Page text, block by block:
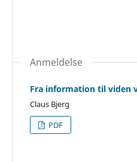
Anmeldelse
Fra information til viden
Claus Bjerg
PDF